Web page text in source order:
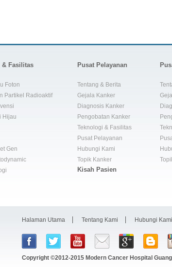
& Fasilitas
Foton
Partikel Radioaktif
Hijau
Gen
Pusat Pelayanan
Tentang & Berita
Gejala Kanker
Diagnosis Kanker
Pengobatan Kanker
Teknologi & Fasilitas
Pusat Pelayanan
Hubungi Kami
Topik Kanker
Kisah Pasien
Halaman Utama Tentang Kami Hubungi Kami
Copyright ©2012-2015 Modern Cancer Hospital